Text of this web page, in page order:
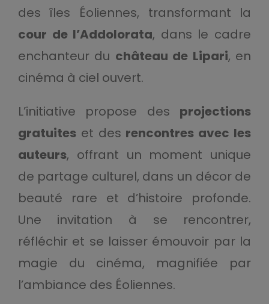
des îles Éoliennes, transformant la
cour de l’Addolorata, dans le cadre
enchanteur du château de Lipari, en
cinéma à ciel ouvert.
L’initiative propose des projections
gratuiteset des rencontres avec les
auteurs, offrant un moment unique
de partage culturel, dans un décor de
beauté rare et d’histoire profonde.
Une invitation à se rencontrer,
réfléchir et se laisser émouvoir par la
magie du cinéma, magnifiée par
l’ambiance des Éoliennes.